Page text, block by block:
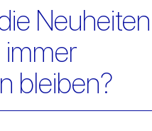
Neuheiten
bleiben?